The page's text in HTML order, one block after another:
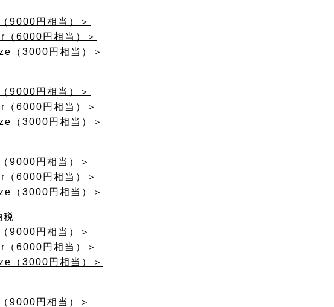
円相当）＞
6000円相当）＞
3000円相当）＞
円相当）＞
6000円相当）＞
3000円相当）＞
円相当）＞
6000円相当）＞
3000円相当）＞
税
円相当）＞
6000円相当）＞
3000円相当）＞
円相当）＞